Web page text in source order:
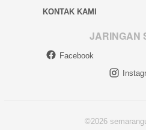
KONTAK KAMI
JARINGAN
Facebook
©2026